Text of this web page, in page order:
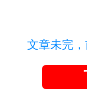
文章未完